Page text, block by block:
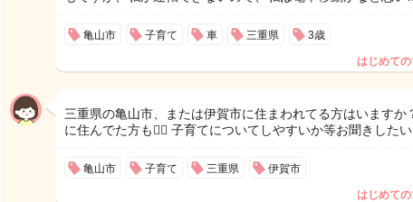
亀山市 子育て 車 三重県 3歳
はじめて
三重県の亀山市、または伊賀市に住まわれてる方はいますか
に住んでた方も🙋‍♀️ 子育てについてしやすいか等お聞きしたい
亀山市 子育て 三重県 伊賀市
はじめて